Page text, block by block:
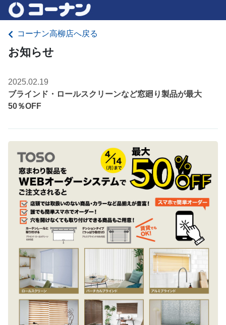
コーナン高柳店へ戻る
お知らせ
2025.02.19
ブラインド・ロールスクリーンなど窓廻り製品が最大
50％OFF